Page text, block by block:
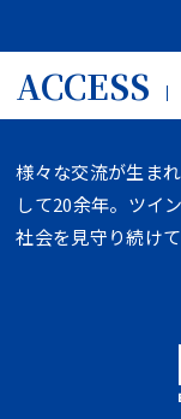
ACCESS
様々な交流が生ま
して20余年。ツイ
社会を見守り続けて